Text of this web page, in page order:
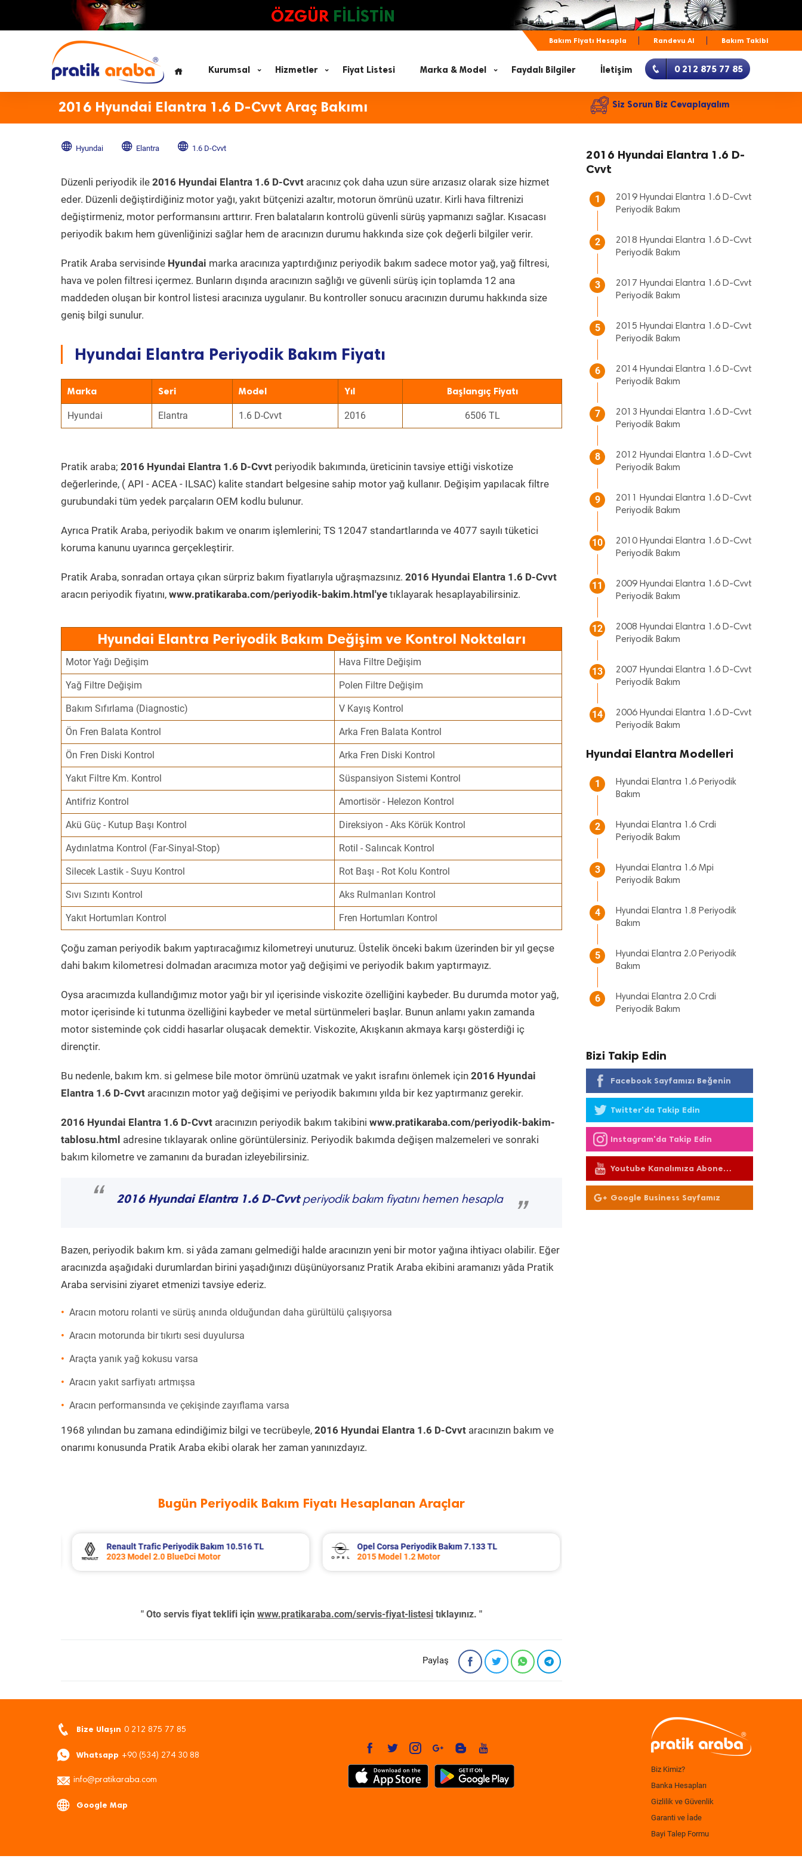
ÖZGÜR FİLİSTİN
Bakım Fiyatı Hesapla Randevu Al Bakım Takibi
Kurumsal Hizmetler Fiyat Listesi Marka & Model Faydalı Bilgiler İletişim 0 212 875 77 85
2016 Hyundai Elantra 1.6 D-Cvvt Araç Bakımı Siz Sorun Biz Cevaplayalım
Hyundai Elantra 1.6 D-Cvvt
Düzenli periyodik ile 2016 Hyundai Elantra 1.6 D-Cvvt aracınız çok daha uzun süre arızasız olarak size hizmet
eder. Düzenli değiştirdiğiniz motor yağı, yakıt bütçenizi azaltır, motorun ömrünü uzatır. Kirli hava filtrenizi
değiştirmeniz, motor performansını arttırır. Fren balataların kontrolü güvenli sürüş yapmanızı sağlar. Kısacası
periyodik bakım hem güvenliğinizi sağlar hem de aracınızın durumu hakkında size çok değerli bilgiler verir.
Pratik Araba servisinde Hyundai marka aracınıza yaptırdığınız periyodik bakım sadece motor yağ, yağ filtresi,
hava ve polen filtresi içermez. Bunların dışında aracınızın sağlığı ve güvenli sürüş için toplamda 12 ana
maddeden oluşan bir kontrol listesi aracınıza uygulanır. Bu kontroller sonucu aracınızın durumu hakkında size
geniş bilgi sunulur.
Hyundai Elantra Periyodik Bakım Fiyatı
Marka Seri Model Yıl Başlangıç Fiyatı
Hyundai Elantra 1.6 D-Cvvt 2016 6506 TL
Pratik araba; 2016 Hyundai Elantra 1.6 D-Cvvt periyodik bakımında, üreticinin tavsiye ettiği viskotize
değerlerinde, ( API - ACEA - ILSAC) kalite standart belgesine sahip motor yağ kullanır. Değişim yapılacak filtre
gurubundaki tüm yedek parçaların OEM kodlu bulunur.
Ayrıca Pratik Araba, periyodik bakım ve onarım işlemlerini; TS 12047 standartlarında ve 4077 sayılı tüketici
koruma kanunu uyarınca gerçekleştirir.
Pratik Araba, sonradan ortaya çıkan sürpriz bakım fiyatlarıyla uğraşmazsınız. 2016 Hyundai Elantra 1.6 D-Cvvt
aracın periyodik fiyatını, www.pratikaraba.com/periyodik-bakim.html'ye tıklayarak hesaplayabilirsiniz.
Hyundai Elantra Periyodik Bakım Değişim ve Kontrol Noktaları
Motor Yağı Değişim Hava Filtre Değişim
Yağ Filtre Değişim Polen Filtre Değişim
Bakım Sıfırlama (Diagnostic) V Kayış Kontrol
Ön Fren Balata Kontrol Arka Fren Balata Kontrol
Ön Fren Diski Kontrol Arka Fren Diski Kontrol
Yakıt Filtre Km. Kontrol Süspansiyon Sistemi Kontrol
Antifriz Kontrol Amortisör - Helezon Kontrol
Akü Güç - Kutup Başı Kontrol Direksiyon - Aks Körük Kontrol
Aydınlatma Kontrol (Far-Sinyal-Stop) Rotil - Salıncak Kontrol
Silecek Lastik - Suyu Kontrol Rot Başı - Rot Kolu Kontrol
Sıvı Sızıntı Kontrol Aks Rulmanları Kontrol
Yakıt Hortumları Kontrol Fren Hortumları Kontrol
Çoğu zaman periyodik bakım yaptıracağımız kilometreyi unuturuz. Üstelik önceki bakım üzerinden bir yıl geçse
dahi bakım kilometresi dolmadan aracımıza motor yağ değişimi ve periyodik bakım yaptırmayız.
Oysa aracımızda kullandığımız motor yağı bir yıl içerisinde viskozite özelliğini kaybeder. Bu durumda motor yağ,
motor içerisinde ki tutunma özelliğini kaybeder ve metal sürtünmeleri başlar. Bunun anlamı yakın zamanda
motor sisteminde çok ciddi hasarlar oluşacak demektir. Viskozite, Akışkanın akmaya karşı gösterdiği iç
dirençtir.
Bu nedenle, bakım km. si gelmese bile motor ömrünü uzatmak ve yakıt israfını önlemek için 2016 Hyundai
Elantra 1.6 D-Cvvt aracınızın motor yağ değişimi ve periyodik bakımını yılda bir kez yaptırmanız gerekir.
2016 Hyundai Elantra 1.6 D-Cvvt aracınızın periyodik bakım takibini www.pratikaraba.com/periyodik-bakim-
tablosu.html adresine tıklayarak online görüntülersiniz. Periyodik bakımda değişen malzemeleri ve sonraki
bakım kilometre ve zamanını da buradan izleyebilirsiniz.
“ 2016 Hyundai Elantra 1.6 D-Cvvtperiyodik bakım fiyatını hemen hesapla
”
Bazen, periyodik bakım km. si yâda zamanı gelmediği halde aracınızın yeni bir motor yağına ihtiyacı olabilir. Eğer
aracınızda aşağıdaki durumlardan birini yaşadığınızı düşünüyorsanız Pratik Araba ekibini aramanızı yâda Pratik
Araba servisini ziyaret etmenizi tavsiye ederiz.
Aracın motoru rolanti ve sürüş anında olduğundan daha gürültülü çalışıyorsa
Aracın motorunda bir tıkırtı sesi duyulursa
Araçta yanık yağ kokusu varsa
Aracın yakıt sarfiyatı artmışsa
Aracın performansında ve çekişinde zayıflama varsa
1968 yılından bu zamana edindiğimiz bilgi ve tecrübeyle, 2016 Hyundai Elantra 1.6 D-Cvvt aracınızın bakım ve
onarımı konusunda Pratik Araba ekibi olarak her zaman yanınızdayız.
Bugün Periyodik Bakım Fiyatı Hesaplanan Araçlar
Opel Corsa Periyodik Bakım 7.133 TL
2015 Model 1.2 Motor
Seat Leon Periyodik Bakım 7.335 TL
2016 Model 1.2 Tsi Motor
" Oto servis fiyat teklifi için www.pratikaraba.com/servis-fiyat-listesi tıklayınız. "
Paylaş
2016 Hyundai Elantra 1.6 D-
Cvvt
1
2019 Hyundai Elantra 1.6 D-Cvvt
Periyodik Bakım
2
2018 Hyundai Elantra 1.6 D-Cvvt
Periyodik Bakım
3
2017 Hyundai Elantra 1.6 D-Cvvt
Periyodik Bakım
5
2015 Hyundai Elantra 1.6 D-Cvvt
Periyodik Bakım
6
2014 Hyundai Elantra 1.6 D-Cvvt
Periyodik Bakım
7
2013 Hyundai Elantra 1.6 D-Cvvt
Periyodik Bakım
8
2012 Hyundai Elantra 1.6 D-Cvvt
Periyodik Bakım
9
2011 Hyundai Elantra 1.6 D-Cvvt
Periyodik Bakım
10
2010 Hyundai Elantra 1.6 D-Cvvt
Periyodik Bakım
11
2009 Hyundai Elantra 1.6 D-Cvvt
Periyodik Bakım
12
2008 Hyundai Elantra 1.6 D-Cvvt
Periyodik Bakım
13
2007 Hyundai Elantra 1.6 D-Cvvt
Periyodik Bakım
14
2006 Hyundai Elantra 1.6 D-Cvvt
Periyodik Bakım
Hyundai Elantra Modelleri
1
Hyundai Elantra 1.6 Periyodik
Bakım
2
Hyundai Elantra 1.6 Crdi
Periyodik Bakım
3
Hyundai Elantra 1.6 Mpi
Periyodik Bakım
4
Hyundai Elantra 1.8 Periyodik
Bakım
5
Hyundai Elantra 2.0 Periyodik
Bakım
6
Hyundai Elantra 2.0 Crdi
Periyodik Bakım
Bizi Takip Edin
Facebook Sayfamızı Beğenin
Twitter'da Takip Edin
Instagram'da Takip Edin
Youtube Kanalımıza Abone
Olun
Google Business Sayfamız
Bize Ulaşın 0 212 875 77 85
Whatsapp +90 (534) 274 30 88
info@pratikaraba.com
Google Map
Biz Kimiz?
Banka Hesapları
Gizlilik ve Güvenlik
Garanti ve İade
Bayi Talep Formu